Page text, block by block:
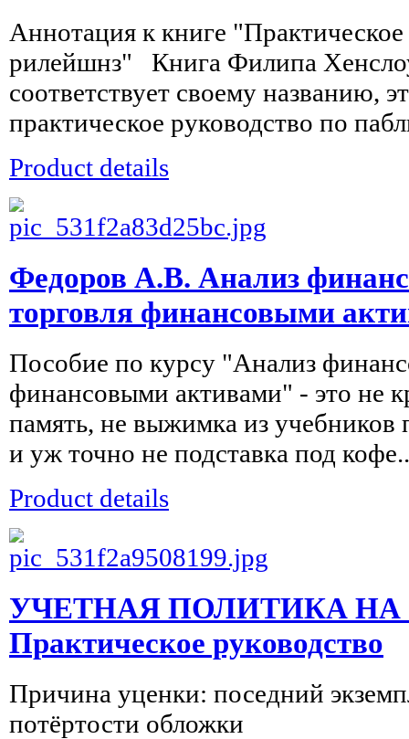
Аннотация к книге
рилейшнз" Книга Филипа
соответствует своему названию,
практическое руководство по
Product details
Федоров А.В. Анализ
торговля финансовыми
Пособие по курсу "Анализ
финансовыми активами" - это не
память, не выжимка из
и уж точно не подставка под
Product details
УЧЕТНАЯ ПОЛИТИКА НА
Практическое руководство
Причина уценки: поседний
потёртости обложки